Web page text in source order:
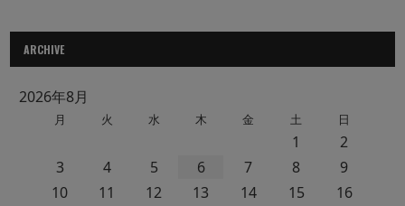
ARCHIVE
2026年8月
月 火 水 木 金 土 日
1
2
3
4 5 6 7 8
9
10
11 12 13 14 15
16